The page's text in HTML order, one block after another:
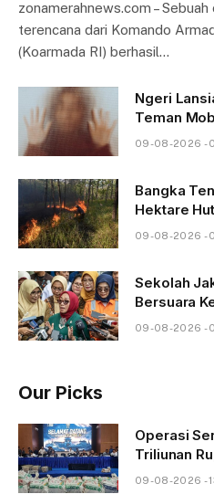
zonamerahnews.com –
terencana dari Komando
(Koarmada RI) berhasil…
Ngeri
Teman
09-08-2026 -
Bangka
Hektare
09-08-2026 -
Sekolah
Bersuara
09-08-2026 -
Our Picks
Operasi
Triliunan
09-08-2026 -